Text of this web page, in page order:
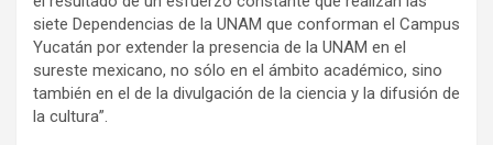
siete Dependencias de la UNAM que conforman el Campus
Yucatán por extender la presencia de la UNAM en el
sureste mexicano, no sólo en el ámbito académico, sino
también en el de la divulgación de la ciencia y la difusión de
la cultura”.